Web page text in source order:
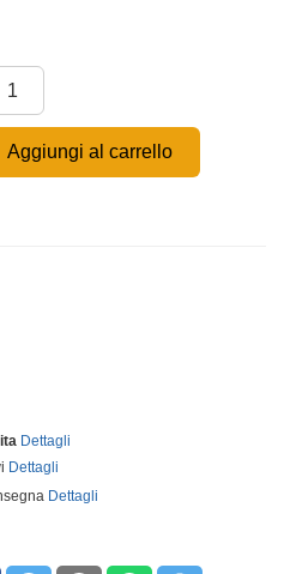
Aggiungi al carrello
Dettagli
Dettagli
Dettagli